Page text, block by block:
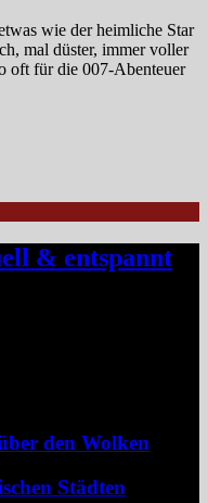
wie der heimliche Star
mal düster, immer voller
oft für die 007-Abenteuer
& entspannt
den Wolken
Städten